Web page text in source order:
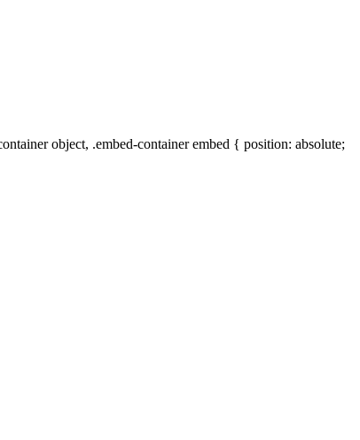
object, .embed-container embed { position: absolute;